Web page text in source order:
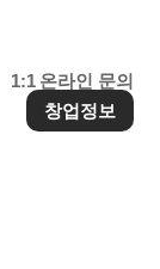
1:1 온라인 문의
창업정보